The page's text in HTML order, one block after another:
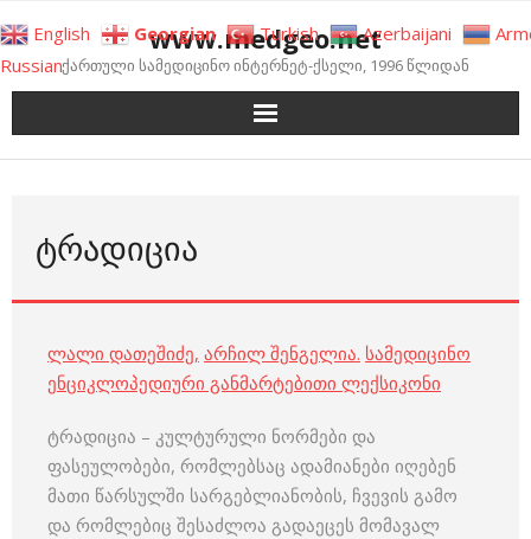
to
content
www.medgeo.net
ქართული სამედიცინო ინტერნეტ-ქსელი, 1996 წლიდან
ᲢᲠᲐᲓᲘᲪᲘᲐ
ლალი დათეშიძე, არჩილ შენგელია. სამედიცინო
ენციკლოპედიური განმარტებითი ლექსიკონი
ტრადიცია – კულტურული ნორმები და
ფასეულობები, რომლებსაც ადამიანები იღებენ
მათი წარსულში სარგებლიანობის, ჩვევის გამო
და რომლებიც შესაძლოა გადაეცეს მომავალ
English Georgian Turkish Azerbaijani
Russian